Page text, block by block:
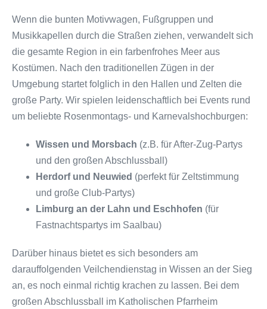
Wenn die bunten Motivwagen, Fußgruppen und
Musikkapellen durch die Straßen ziehen, verwandelt sich
die gesamte Region in ein farbenfrohes Meer aus
Kostümen. Nach den traditionellen Zügen in der
Umgebung startet folglich in den Hallen und Zelten die
große Party. Wir spielen leidenschaftlich bei Events rund
um beliebte Rosenmontags- und Karnevalshochburgen:
Wissen und Morsbach (z.B. für After-Zug-Partys
und den großen Abschlussball)
Herdorf und Neuwied (perfekt für Zeltstimmung
und große Club-Partys)
Limburg an der Lahn und Eschhofen (für
Fastnachtspartys im Saalbau)
Darüber hinaus bietet es sich besonders am
darauffolgenden Veilchendienstag in Wissen an der Sieg
an, es noch einmal richtig krachen zu lassen. Bei dem
großen Abschlussball im Katholischen Pfarrheim